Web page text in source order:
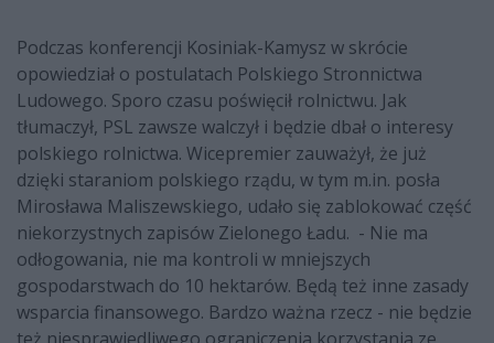
Podczas konferencji Kosiniak-Kamysz w skrócie
opowiedział o postulatach Polskiego Stronnictwa
Ludowego. Sporo czasu poświęcił rolnictwu. Jak
tłumaczył, PSL zawsze walczył i będzie dbał o interesy
polskiego rolnictwa. Wicepremier zauważył, że już
dzięki staraniom polskiego rządu, w tym m.in. posła
Mirosława Maliszewskiego, udało się zablokować część
niekorzystnych zapisów Zielonego Ładu. - Nie ma
odłogowania, nie ma kontroli w mniejszych
gospodarstwach do 10 hektarów. Będą też inne zasady
wsparcia finansowego. Bardzo ważna rzecz - nie będzie